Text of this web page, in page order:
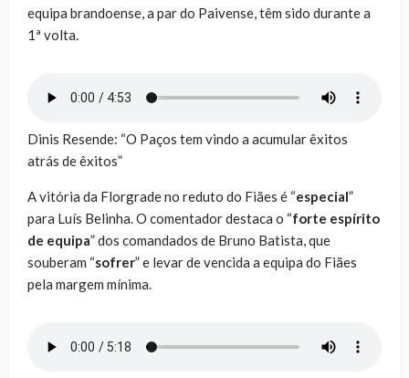
equipa brandoense, a par do Paivense, têm sido durante a
1ª volta.
Dinis Resende: “O Paços tem vindo a acumular êxitos
atrás de êxitos”
A vitória da Florgrade no reduto do Fiães é “especial”
para Luís Belinha. O comentador destaca o “forte espírito
de equipa” dos comandados de Bruno Batista, que
souberam “sofrer” e levar de vencida a equipa do Fiães
pela margem mínima.